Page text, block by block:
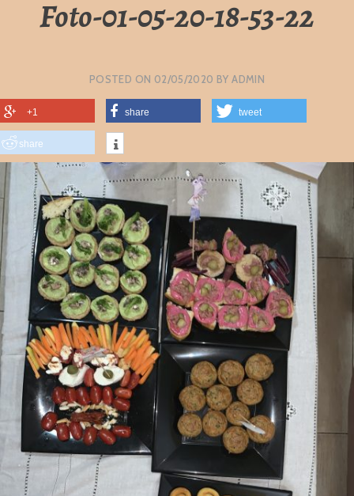
Foto-01-05-20-18-53-22
POSTED ON 02/05/2020 BYADMIN
+1 share tweet
share